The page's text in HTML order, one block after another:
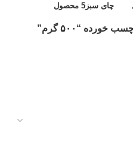
چای سبز 5 محصول
“۵۰۰ گرم”